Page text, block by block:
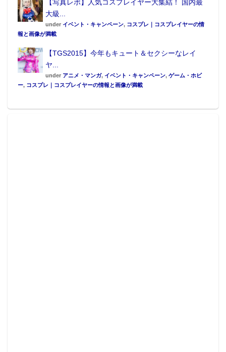
【写真レポ】人気コスプレイヤー大集結！ 国内最
大級...
under イベント・キャンペーン, コスプレ｜コスプレイヤーの情
報と画像が満載
【TGS2015】今年もキュート＆セクシーなレイ
ヤ...
under アニメ・マンガ, イベント・キャンペーン, ゲーム・ホビ
ー, コスプレ｜コスプレイヤーの情報と画像が満載